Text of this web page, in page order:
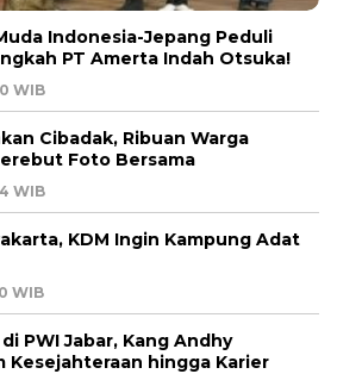
Indonesia-Jepang Peduli
PT Amerta Indah Otsuka!
WIB
Cibadak, Ribuan Warga
Foto Bersama
WIB
KDM Ingin Kampung Adat
WIB
PWI Jabar, Kang Andhy
Kesejahteraan hingga Karier